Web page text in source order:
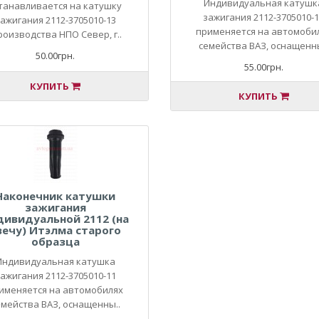
на катушку
2112-3705010-13
НПО Север, г..
50.00грн.
КУПИТЬ
Индивидуальная
зажигания 2112-3705010-
применяется на
семейства ВАЗ,
55.00грн.
КУПИТЬ
катушки
зажигания
2112 (на
Итэлма старого
образца
катушка
2112-3705010-11
на автомобилях
ВАЗ, оснащенны..